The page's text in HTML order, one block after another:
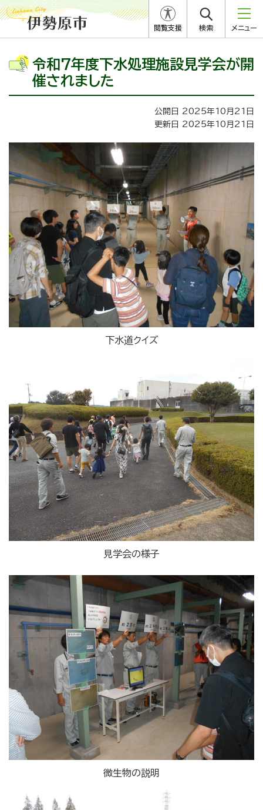
閲覧支援 検索 メニュー
令和7年度下水処理施設見学会が開
催されました
公開日 2025年10月21日
更新日 2025年10月21日
下水道クイズ
見学会の様子
微生物の説明